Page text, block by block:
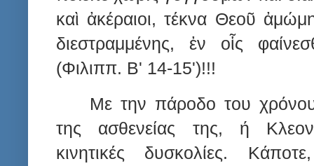
καὶ ἀκέραιοι, τέκνα Θεοῦ
διεστραμμένης, ἐν οἷς
(Φιλιππ. Β' 14-15')!!!
Με την πάροδο του
της ασθενείας της, ή
κινητικές δυσκολίες.